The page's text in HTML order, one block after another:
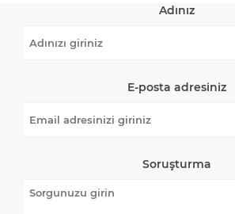
Adınız
E-posta adresiniz
Soruşturma